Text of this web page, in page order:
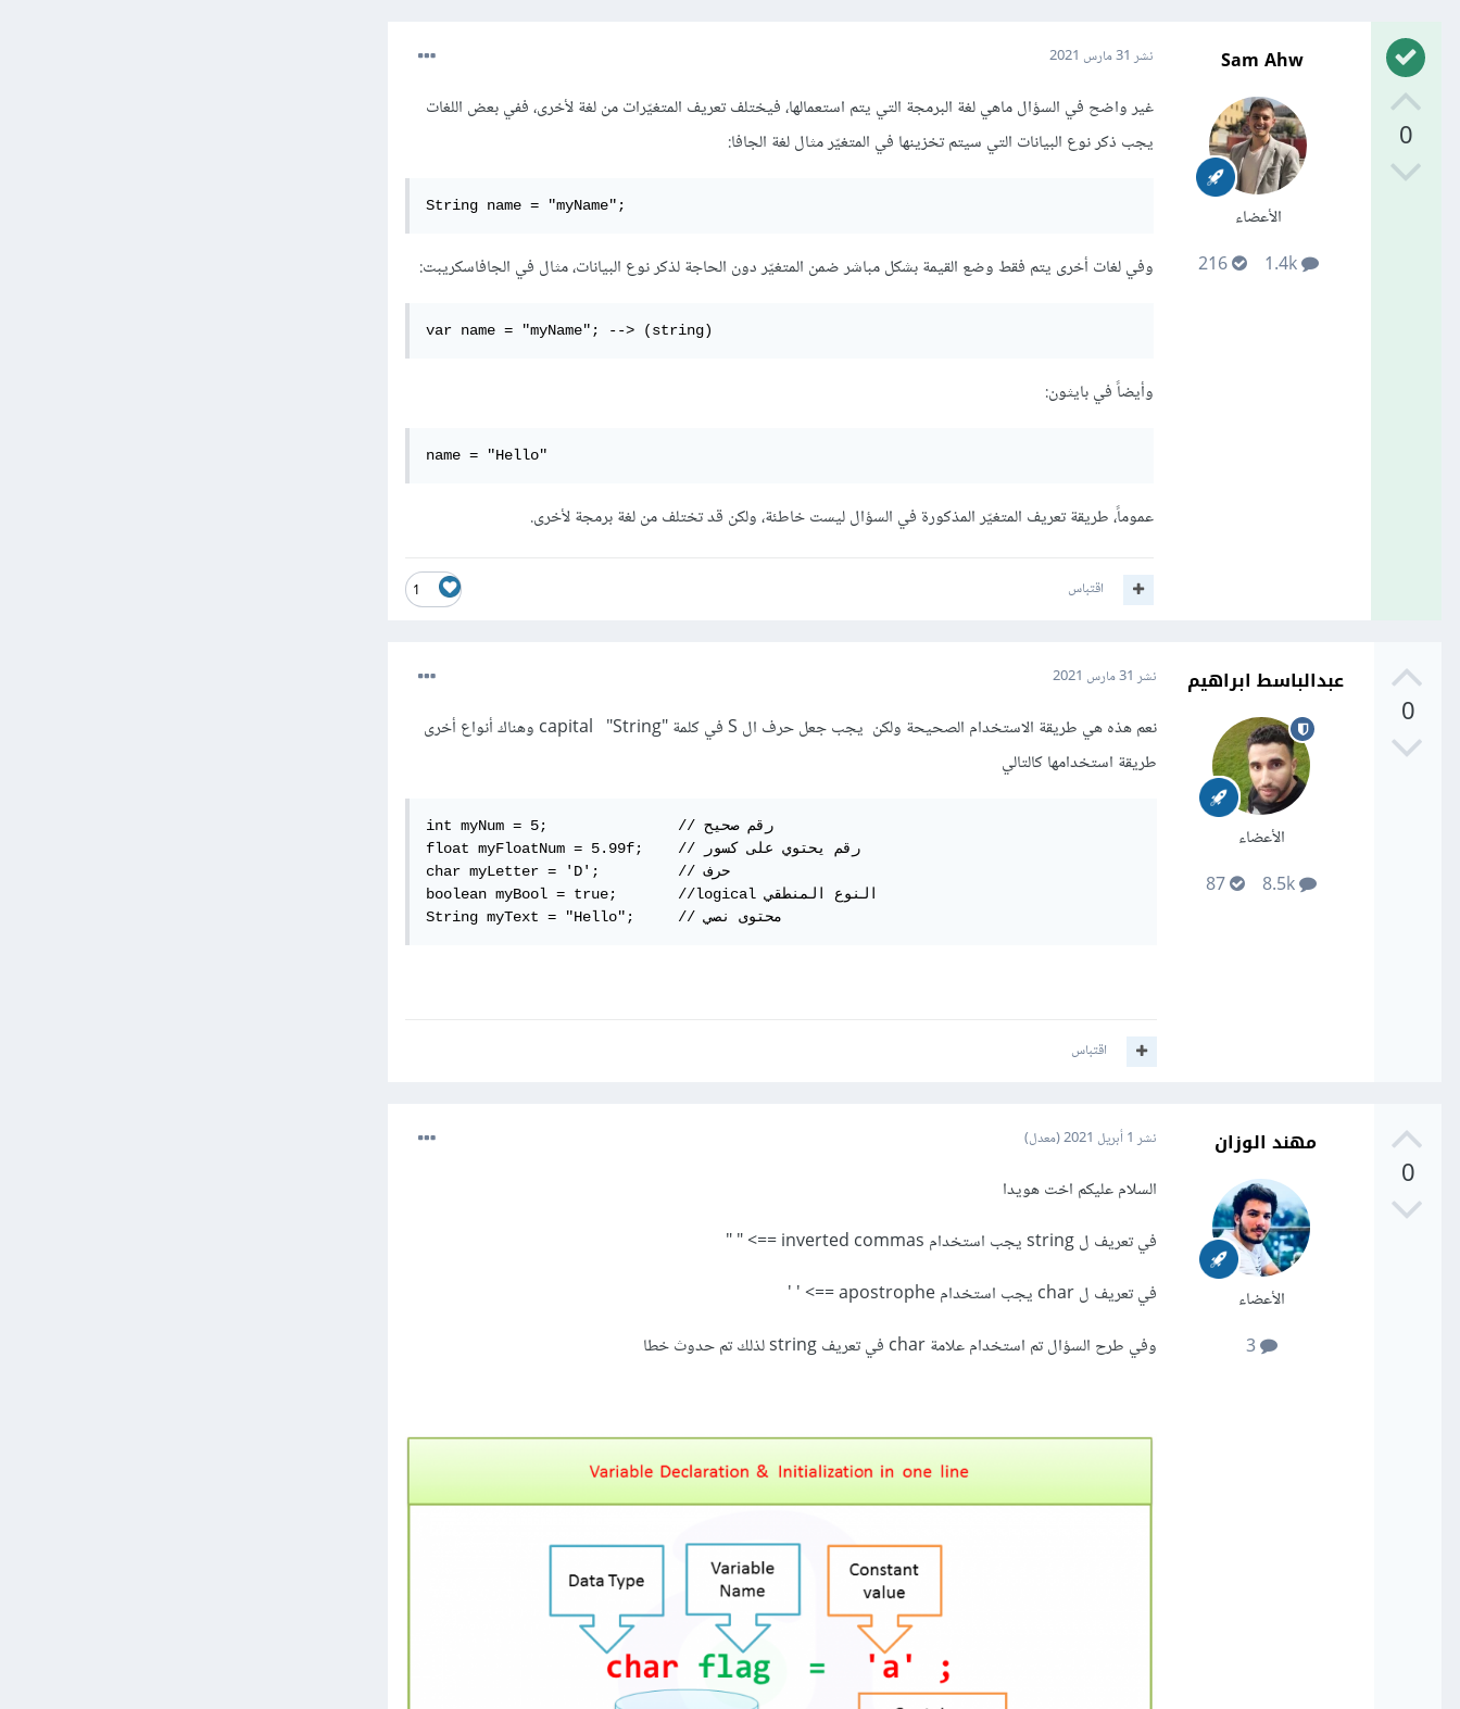
0
Sam Ahw
الأعضاء
1.4k
216
نشر 31 مارس 2021
غير واضح في السؤال ماهي لغة البرمجة التي يتم استعمالها، فيختلف تعريف المتغيّرات من لغة لأخرى، ففي بعض اللغات
يجب ذكر نوع البيانات التي سيتم تخزينها في المتغيّر مثال لغة الجافا:
String name = "myName";
وفي لغات أخرى يتم فقط وضع القيمة بشكل مباشر ضمن المتغيّر دون الحاجة لذكر نوع البيانات، مثال في الجافاسكريبت:
var name = "myName"; --> (string)
وأيضاً في بايثون:
name = "Hello"
عموماً، طريقة تعريف المتغيّر المذكورة في السؤال ليست خاطئة، ولكن قد تختلف من لغة برمجة لأخرى.
1 اقتباس
0
عبدالباسط ابراهيم
الأعضاء
نشر 31 مارس 2021
نعم هذه هي طريقة الاستخدام الصحيحة ولكن يجب جعل حرف ال S في كلمة "capital "String وهناك أنواع أخرى
طريقة استخدامها كالتالي
int myNum = 5;               // رقم صحيح
float myFloatNum = 5.99f;    // رقم يحتوي على كسور
char myLetter = 'D';         // حرف
boolean myBool = true;       //logical النوع المنطقي
String myText = "Hello";     // محتوى نصي
اقتباس
0
مهند الوزان
الأعضاء
3
نشر 1 أبريل 2021 (معدل)
السلام عليكم اخت هويدا
في تعريف ل string يجب استخدام inverted commas ==> " "
في تعريف ل char يجب استخدام apostrophe ==> ' '
وفي طرح السؤال تم استخدام علامة char في تعريف string لذلك تم حدوث خطا